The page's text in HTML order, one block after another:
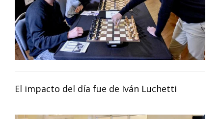
El impacto del día fue de Iván Luchetti